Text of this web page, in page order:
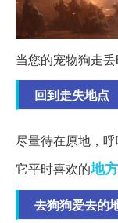
当您的宠物狗走
回到走失地点
尽量待在原地，
它平时喜欢的地方
去狗狗爱去的